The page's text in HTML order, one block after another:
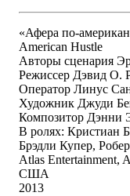
«Афера по-
American Hustle
Авторы сценария
Режиссер Дэвид О.
Оператор Линус
Художник Джуди
Композитор Дэнни
В ролях: Кристиан
Брэдли Купер,
Atlas Entertainment,
США
2013